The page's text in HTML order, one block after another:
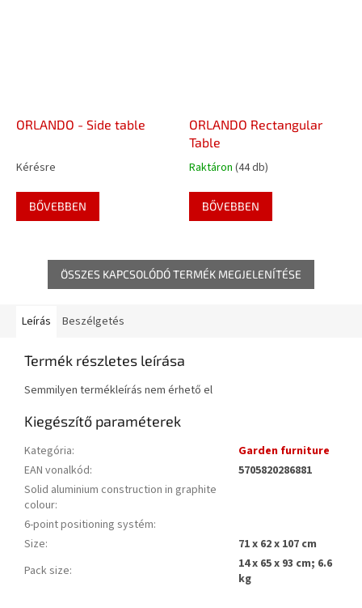
ORLANDO - Side table
Kérésre
BŐVEBBEN
ORLANDO Rectangular
Table
Raktáron (44 db)
BŐVEBBEN
ÖSSZES KAPCSOLÓDÓ TERMÉK MEGJELENÍTÉSE
Leírás Beszélgetés
Termék részletes leírása
Semmilyen termékleírás nem érhető el
Kiegészítő paraméterek
Kategória:
Garden furniture
EAN vonalkód:
5705820286881
Solid aluminium construction in graphite
colour:
6-point positioning systém:
Size:
71 x 62 x 107 cm
Pack size:
14 x 65 x 93 cm; 6.6
kg